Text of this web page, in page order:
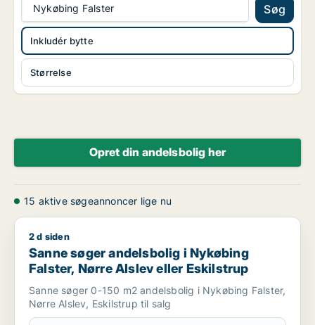
Nykøbing Falster Søg
Størrelse
Inkludér bytte
Opret din andelsbolig her
15 aktive søgeannoncer lige nu
Sanne søger andelsbolig i Nykøbing Falster, Nørre Alslev
2 d siden
Sanne søger andelsbolig i Nykøbing
Falster, Nørre Alslev eller Eskilstrup
Sanne søger 0-150 m2 andelsbolig i Nykøbing Falster,
Nørre Alslev, Eskilstrup til salg